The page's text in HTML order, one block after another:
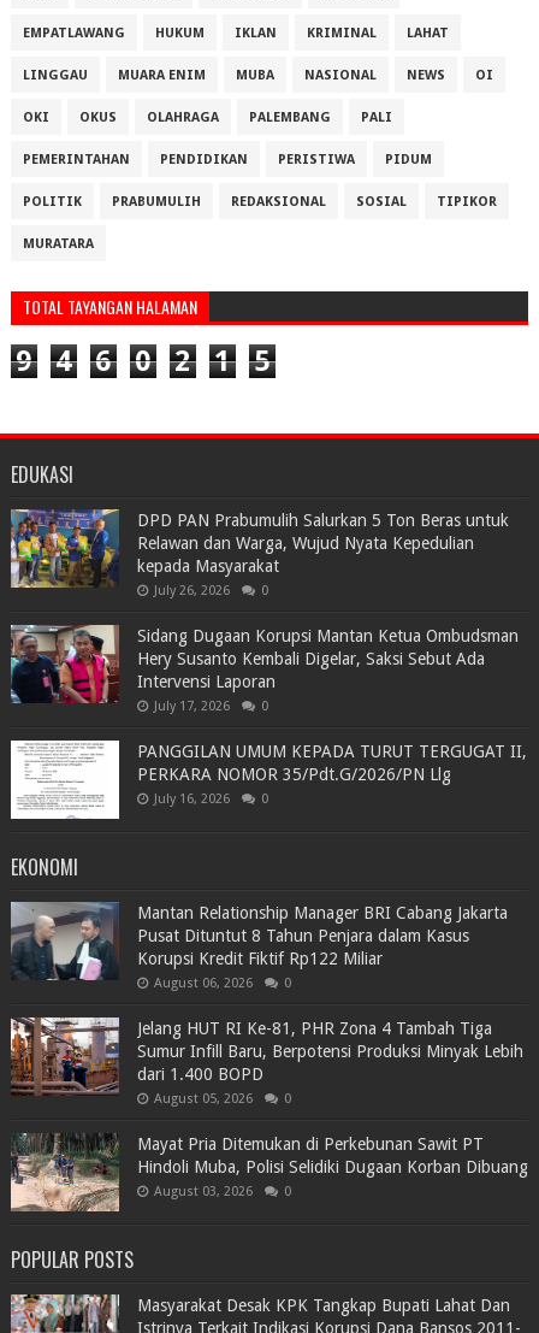
EMPATLAWANG HUKUM IKLAN KRIMINAL LAHAT
LINGGAU MUARA ENIM MUBA NASIONAL NEWS OI
OKI OKUS OLAHRAGA PALEMBANG PALI
PEMERINTAHAN PENDIDIKAN PERISTIWA PIDUM
POLITIK PRABUMULIH REDAKSIONAL SOSIAL TIPIKOR
MURATARA
TOTAL TAYANGAN HALAMAN
9 4 6 0 2 1 5
EDUKASI
DPD PAN Prabumulih Salurkan 5 Ton Beras untuk
Relawan dan Warga, Wujud Nyata Kepedulian
kepada Masyarakat
July 26, 2026 0
Sidang Dugaan Korupsi Mantan Ketua Ombudsman
Hery Susanto Kembali Digelar, Saksi Sebut Ada
Intervensi Laporan
July 17, 2026 0
PANGGILAN UMUM KEPADA TURUT TERGUGAT II,
PERKARA NOMOR 35/Pdt.G/2026/PN Llg
July 16, 2026 0
EKONOMI
Mantan Relationship Manager BRI Cabang Jakarta
Pusat Dituntut 8 Tahun Penjara dalam Kasus
Korupsi Kredit Fiktif Rp122 Miliar
August 06, 2026 0
Jelang HUT RI Ke-81, PHR Zona 4 Tambah Tiga
Sumur Infill Baru, Berpotensi Produksi Minyak Lebih
dari 1.400 BOPD
August 05, 2026 0
Mayat Pria Ditemukan di Perkebunan Sawit PT
Hindoli Muba, Polisi Selidiki Dugaan Korban Dibuang
August 03, 2026 0
POPULAR POSTS
Masyarakat Desak KPK Tangkap Bupati Lahat Dan
Istrinya Terkait Indikasi Korupsi Dana Bansos 2011-